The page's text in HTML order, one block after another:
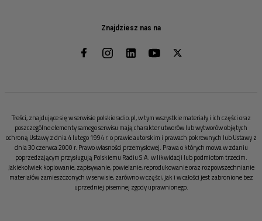
Znajdziesz nas na
Treści, znajdujące się w serwisie polskieradio.pl, w tym wszystkie materiały i ich części oraz
poszczególne elementy samego serwisu mają charakter utworów lub wytworów objętych
ochroną Ustawy z dnia 4 lutego 1994 r. o prawie autorskim i prawach pokrewnych lub Ustawy z
dnia 30 czerwca 2000 r. Prawo własności przemysłowej. Prawa o których mowa w zdaniu
poprzedzającym przysługują Polskiemu Radiu S.A. w likwidacji lub podmiotom trzecim.
Jakiekolwiek kopiowanie, zapisywanie, powielanie, reprodukowanie oraz rozpowszechnianie
materiałów zamieszczonych w serwisie, zarówno w części, jak i w całości jest zabronione bez
uprzedniej pisemnej zgody uprawnionego.